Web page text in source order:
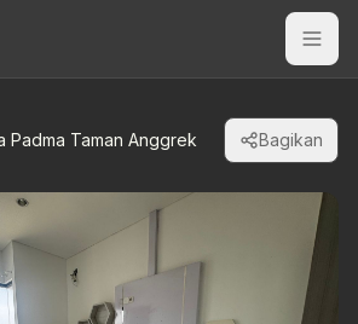
Padma Taman Anggrek Bagikan